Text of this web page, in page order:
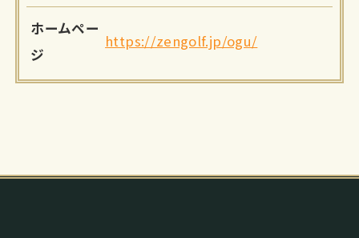
ホームペー
ジ
https://zengolf.jp/ogu/